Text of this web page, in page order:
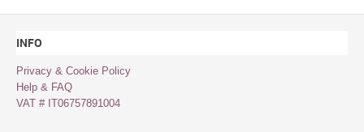
INFO
Privacy & Cookie Policy
Help & FAQ
VAT # IT06757891004